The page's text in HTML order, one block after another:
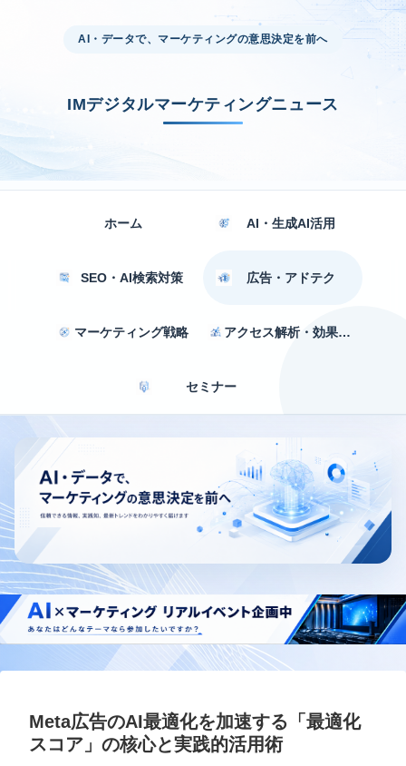
AI・データで、マーケティングの意思決定を前へ
IMデジタルマーケティングニュース
ホーム AI・生成AI活用
SEO・AI検索対策 広告・アドテク
マーケティング戦略 アクセス解析・効果測定
セミナー
Meta広告のAI最適化を加速する「最適化
スコア」の核心と実践的活用術